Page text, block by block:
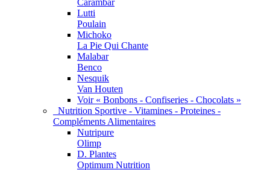
Carambar
Lutti
Poulain
Michoko
La Pie Qui Chante
Malabar
Benco
Nesquik
Van Houten
Voir « Bonbons - Confiseries - Chocolats »
Nutrition Sportive - Vitamines - Proteines -
Compléments Alimentaires
Nutripure
Olimp
D. Plantes
Optimum Nutrition